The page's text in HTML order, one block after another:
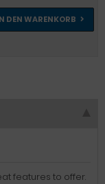
DEN WARENKORB
features to offer.